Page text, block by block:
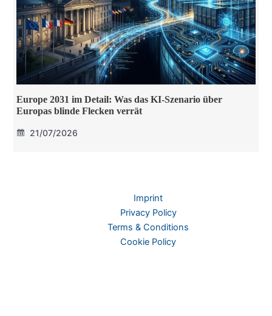
Europe 2031 im Detail: Was das KI-Szenario über
Europas blinde Flecken verrät
21/07/2026
Imprint
Privacy Policy
Terms & Conditions
Cookie Policy